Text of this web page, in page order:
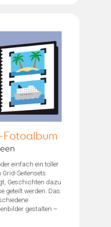
Fotoalbum
einfach ein toller
Seitensets
Geschichten dazu
geteilt werden. Das
gestalten –